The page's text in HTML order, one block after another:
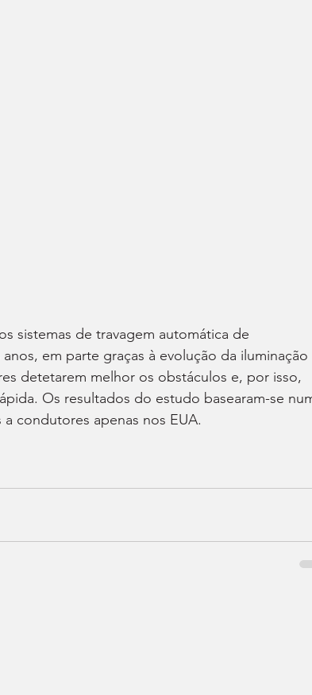
sistemas de travagem automática de
em parte graças à evolução da iluminação
detetarem melhor os obstáculos e, por isso,
Os resultados do estudo basearam-se
condutores apenas nos EUA.